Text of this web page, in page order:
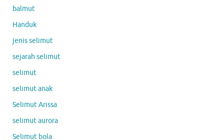
balmut
Handuk
jenis selimut
sejarah selimut
selimut
selimut anak
Selimut Arissa
selimut aurora
Selimut bola